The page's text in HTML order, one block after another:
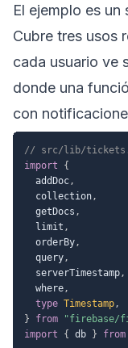
El ejemplo es
Cubre tres usos
cada usuario ve
donde una
con
// src/lib/
import
{
  addDoc
,
  collection
,
  getDocs
,
  limit
,
  orderBy
,
  query
,
  serverTimestamp
,
  where
,
type Timestamp,
}
from "firebase/
import
{ db } from